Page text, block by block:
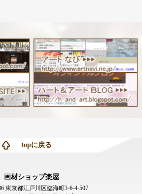
topに戻る
画材ショップ楽屋
東京都江戸川区臨海町3-6-4-507